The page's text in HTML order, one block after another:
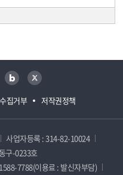
집거부 저작권정책
블로그 트위터
사업자등록 : 314-82-10024
구-0233호
7788(이용료 : 발신자부담)